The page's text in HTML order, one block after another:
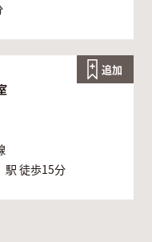
駅 徒歩15分
追加